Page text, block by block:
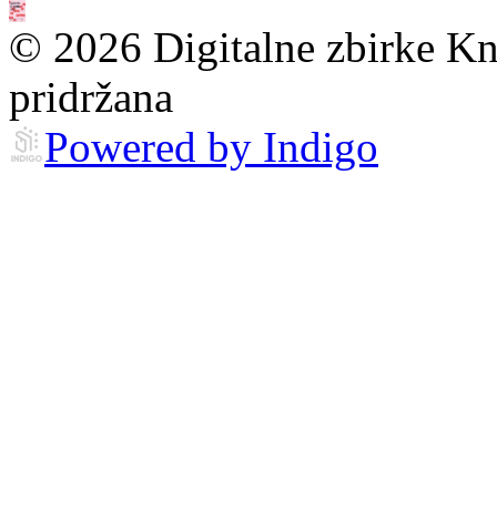
© 2026 Digitalne zbirke
pridržana
Powered by Indigo